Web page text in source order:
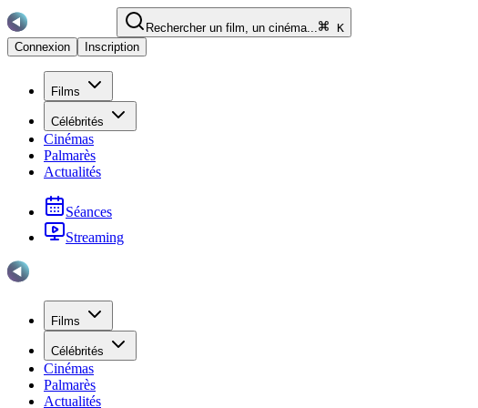
Rechercher un film, un cinéma...
K
Connexion
Inscription
Films
Célébrités
Cinémas
Palmarès
Actualités
Séances
Streaming
Films
Célébrités
Cinémas
Palmarès
Actualités